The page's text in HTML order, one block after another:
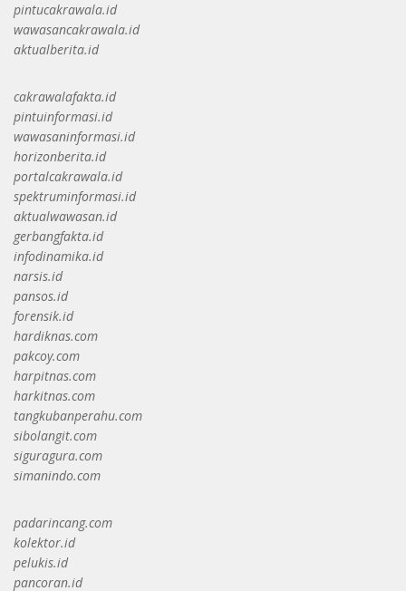
pintucakrawala.id
wawasancakrawala.id
aktualberita.id
cakrawalafakta.id
pintuinformasi.id
wawasaninformasi.id
horizonberita.id
portalcakrawala.id
spektruminformasi.id
aktualwawasan.id
gerbangfakta.id
infodinamika.id
narsis.id
pansos.id
forensik.id
hardiknas.com
pakcoy.com
harpitnas.com
harkitnas.com
tangkubanperahu.com
sibolangit.com
siguragura.com
simanindo.com
padarincang.com
kolektor.id
pelukis.id
pancoran.id